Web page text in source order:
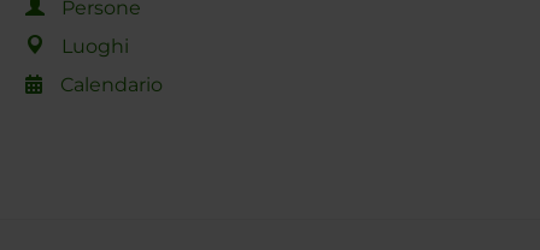
Persone
Luoghi
Calendario